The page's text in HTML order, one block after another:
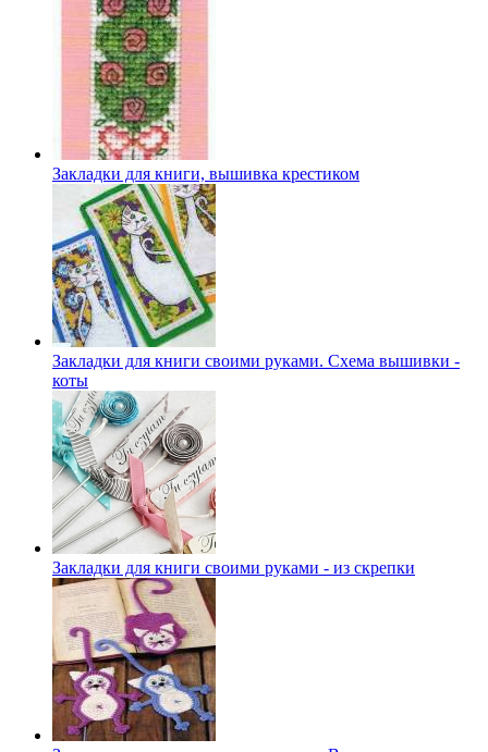
Закладки для книги, вышивка крестиком
Закладки для книги своими руками. Схема вышивки -
коты
Закладки для книги своими руками - из скрепки